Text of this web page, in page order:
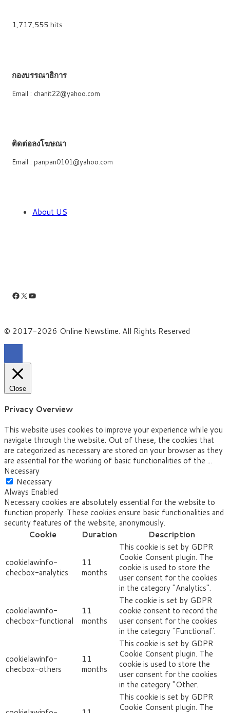
1,717,555 hits
กองบรรณาธิการ
Email : chanit22@yahoo.com
ติดต่อลงโฆษณา
Email : panpan0101@yahoo.com
About US
Facebook
X YouTube
© 2017-2026 Online Newstime. All Rights Reserved
Close
Privacy Overview
This website uses cookies to improve your experience while you
navigate through the website. Out of these, the cookies that
are categorized as necessary are stored on your browser as they
are essential for the working of basic functionalities of the ...
Necessary
Necessary
Always Enabled
Necessary cookies are absolutely essential for the website to
function properly. These cookies ensure basic functionalities and
security features of the website, anonymously.
Cookie
Duration Description
cookielawinfo-
checbox-analytics
11
months
This cookie is set by GDPR
Cookie Consent plugin. The
cookie is used to store the
user consent for the cookies
in the category "Analytics".
cookielawinfo-
checbox-functional
11
months
The cookie is set by GDPR
cookie consent to record the
user consent for the cookies
in the category "Functional".
cookielawinfo-
checbox-others
11
months
This cookie is set by GDPR
Cookie Consent plugin. The
cookie is used to store the
user consent for the cookies
in the category "Other.
This cookie is set by GDPR
Cookie Consent plugin. The